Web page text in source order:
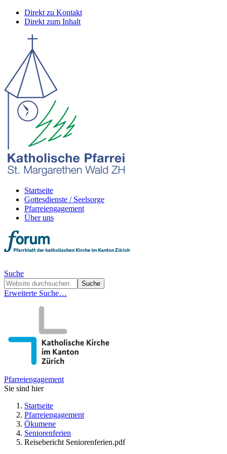
Direkt zu Kontakt
Direkt zum Inhalt
Startseite
Gottesdienste / Seelsorge
Pfarreiengagement
Über uns
Suche
Erweiterte Suche…
Pfarreiengagement
Sie sind hier
Startseite
Pfarreiengagement
Ökumene
Seniorenferien
Reisebericht Seniorenferien.pdf